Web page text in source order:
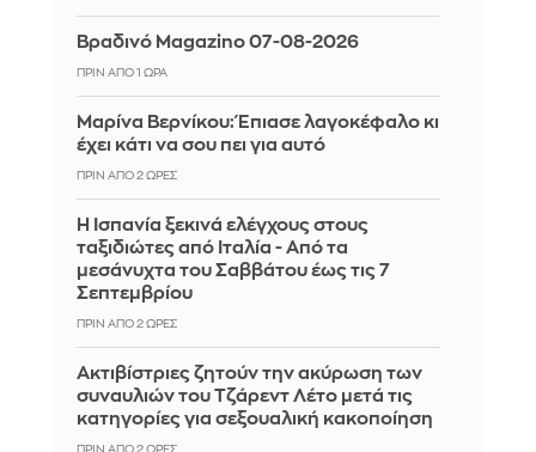
Βραδινό Magazino 07-08-2026
ΠΡΙΝ ΑΠΌ 1 ΏΡΑ
Μαρίνα Βερνίκου: Έπιασε λαγοκέφαλο κι
έχει κάτι να σου πει για αυτό
ΠΡΙΝ ΑΠΌ 2 ΏΡΕΣ
Η Ισπανία ξεκινά ελέγχους στους
ταξιδιώτες από Ιταλία - Από τα
μεσάνυχτα του Σαββάτου έως τις 7
Σεπτεμβρίου
ΠΡΙΝ ΑΠΌ 2 ΏΡΕΣ
Ακτιβίστριες ζητούν την ακύρωση των
συναυλιών του Τζάρεντ Λέτο μετά τις
κατηγορίες για σεξουαλική κακοποίηση
ΠΡΙΝ ΑΠΌ 2 ΏΡΕΣ